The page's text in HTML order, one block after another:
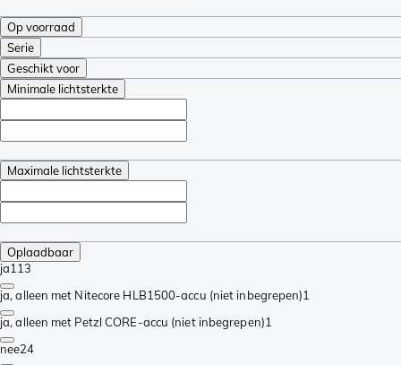
Op voorraad
Serie
Geschikt voor
Minimale lichtsterkte
Maximale lichtsterkte
Oplaadbaar
ja113
ja, alleen met Nitecore HLB1500-accu (niet inbegrepen)1
ja, alleen met Petzl CORE-accu (niet inbegrepen)1
nee24